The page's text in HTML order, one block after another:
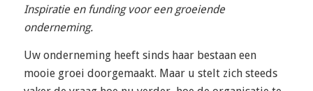
Inspiratie en funding voor een groeiende
onderneming.
Uw onderneming heeft sinds haar bestaan een
mooie groei doorgemaakt. Maar u stelt zich steeds